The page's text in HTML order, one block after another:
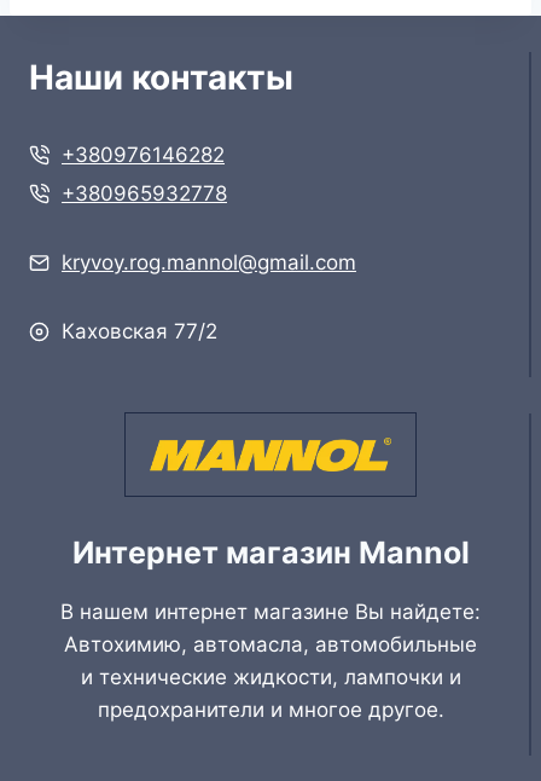
Наши контакты
+380976146282
+380965932778
kryvoy.rog.mannol@gmail.com
Каховская 77/2
Интернет магазин Mannol
В нашем интернет магазине Вы найдете:
Автохимию, автомасла, автомобильные
и технические жидкости, лампочки и
предохранители и многое другое.